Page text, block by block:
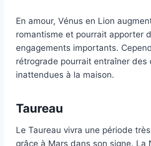
En amour, Vénus en Lion
romantisme et pourrait apporter
engagements importants.
rétrograde pourrait entraîner des
inattendues à la maison.
Taureau
Le Taureau vivra une période
grâce à Mars dans son signe. La